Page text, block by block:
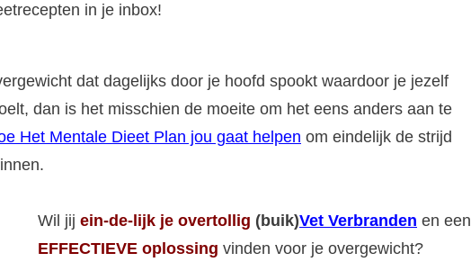
in je inbox!
dat dagelijks door je hoofd spookt waardoor je jezelf
dan is het misschien de moeite om het eens anders aan te
Het Mentale Dieet Plan jou gaat helpen om eindelijk de strijd
Wil jij ein-de-lijk je overtollig (buik)Vet Verbranden en een
EFFECTIEVE oplossing vinden voor je overgewicht?